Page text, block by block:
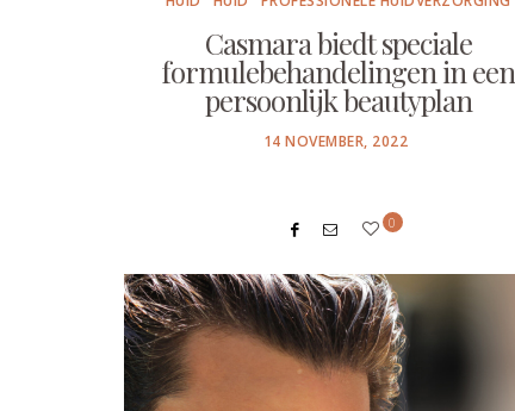
Casmara biedt speciale
formulebehandelingen in een
persoonlijk beautyplan
POSTED
14 NOVEMBER, 2022
0